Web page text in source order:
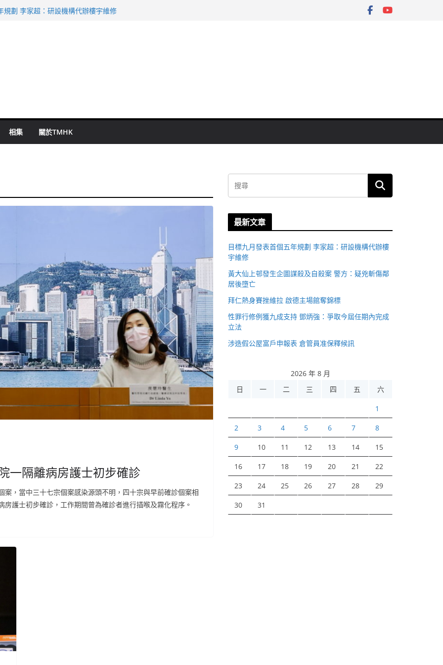
倉管員准保釋候訊
相集 關於TMHK
一隔離病房護士初步確診
，當中三十七宗個案感染源頭不明，四十宗與早前確診個案相
護士初步確診，工作期間曾為確診者進行插喉及霧化程序。
最新文章
目標九月發表首個五年規劃 李家超：研設機構代辦樓
宇維修
黃大仙上邨發生企圖謀殺及自殺案 警方：疑兇斬傷鄰
居後墮亡
拜仁熱身賽挫維拉 啟德主場館奪錦標
性罪行修例獲九成支持 鄧炳強：爭取今屆任期內完成
立法
涉造假公屋富戶申報表 倉管員准保釋候訊
2026 年 8 月
日
一 二 三 四 五 六
1
2 3 4 5 6 7 8
9 10 11 12 13 14 15
16 17 18 19 20 21 22
23 24 25 26 27 28 29
30 31